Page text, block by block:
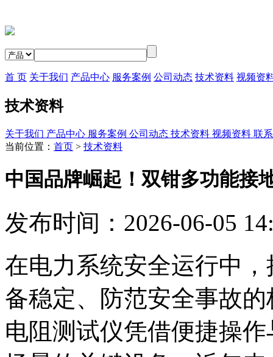
首 页 关于我们 产品中心 服务案例 公司动态 技术资料 视频资
技术资料
关于我们 产品中心 服务案例 公司动态 技术资料 视频资料 联
当前位置： 首页 > 技术资料
中国品牌崛起！双钳多功能接
发布时间：2026-06-05
在电力系统安全运行中
备稳定、防范安全事故
电阻测试仪凭借便捷操